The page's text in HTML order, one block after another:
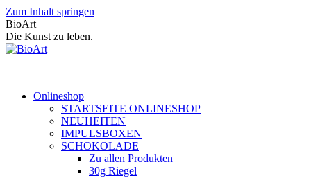
Zum Inhalt springen
BioArt
Die Kunst zu leben.
Onlineshop
STARTSEITE ONLINESHOP
NEUHEITEN
IMPULSBOXEN
SCHOKOLADE
Zu allen Produkten
30g Riegel